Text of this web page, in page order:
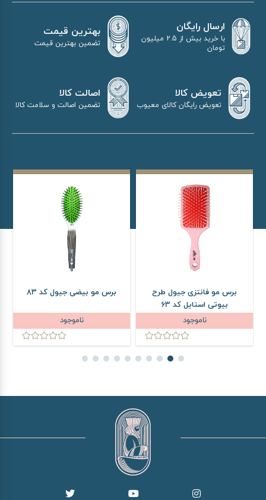
ارسال رایگان
با خرید بیش از 2.5 میلیون
تومان
بهترین قیمت
تضمین بهترین قیمت
تعویض کالا
تعویض رایگان کالای معیوب
اصالت کالا
تضمین اصالت و سلامت کالا
برس مو فانتزی جیول طرح
بیوتی استایل کد 63
ناموجود
برس مو بیضی جیول کد 83
ناموجود